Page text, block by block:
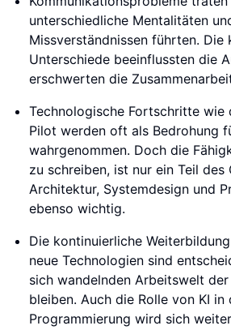
unterschiedliche Mentalitäten
Missverständnissen führten. Die
Unterschiede beeinflussten die
erschwerten die
Technologische Fortschritte wie
Pilot werden oft als Bedrohung
wahrgenommen. Doch die
zu schreiben, ist nur ein Teil des
Architektur, Systemdesign und
ebenso wichtig.
Die kontinuierliche
neue Technologien sind
sich wandelnden Arbeitswelt
bleiben. Auch die Rolle von KI in
Programmierung wird sich